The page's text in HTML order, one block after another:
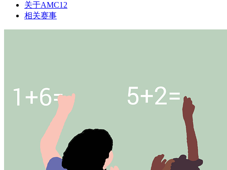
关于AMC12
相关赛事